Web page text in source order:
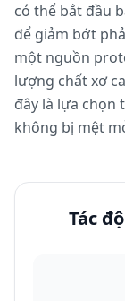
có thể bắt đầu
để giảm bớt
một nguồn
lượng chất xơ
đây là lựa chọn
không bị mệt
Tác